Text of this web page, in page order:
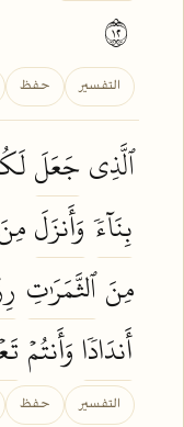
التفسير حفظ
ٱلَّذِيجَعَلَ
بِنَآءٗ وَأَنزَلَ
مِنَٱلثَّمَرَٰتِ
أَندَادٗاوَأَنتُمۡ
التفسير حفظ